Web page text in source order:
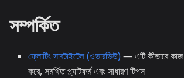
সম্পর্কিত
ফ্লোটিং সাবটাইটেল (ওভারভিউ)— এটি কীভাবে কাজ
করে, সমর্থিত প্ল্যাটফর্ম এবং সাধারণ টিপস